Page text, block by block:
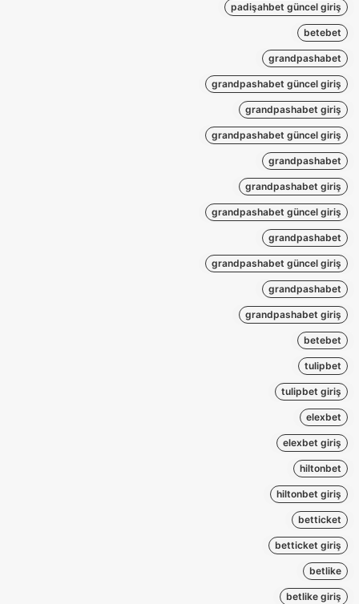
padişahbet güncel giriş
betebet
grandpashabet
grandpashabet güncel giriş
grandpashabet giriş
grandpashabet güncel giriş
grandpashabet
grandpashabet giriş
grandpashabet güncel giriş
grandpashabet
grandpashabet güncel giriş
grandpashabet
grandpashabet giriş
betebet
tulipbet
tulipbet giriş
elexbet
elexbet giriş
hiltonbet
hiltonbet giriş
betticket
betticket giriş
betlike
betlike giriş